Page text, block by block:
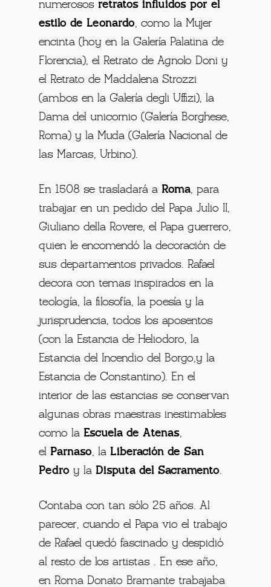
numerosos retratos influidos por el
estilo de Leonardo, como la Mujer
encinta (hoy en la Galería Palatina de
Florencia), el Retrato de Agnolo Doni y
el Retrato de Maddalena Strozzi
(ambos en la Galería degli Uffizi), la
Dama del unicornio (Galería Borghese,
Roma) y la Muda (Galería Nacional de
las Marcas, Urbino).
En 1508 se trasladará a Roma, para
trabajar en un pedido del Papa Julio II,
Giuliano della Rovere, el Papa guerrero,
quien le encomendó la decoración de
sus departamentos privados. Rafael
decora con temas inspirados en la
teología, la filosofía, la poesía y la
jurisprudencia, todos los aposentos
(con la Estancia de Heliodoro, la
Estancia del Incendio del Borgo,y la
Estancia de Constantino). En el
interior de las estancias se conservan
algunas obras maestras inestimables
como la Escuela de Atenas,
el Parnaso, la Liberación de San
Pedro y la Disputa del Sacramento.
Contaba con tan sólo 25 años. Al
parecer, cuando el Papa vio el trabajo
de Rafael quedó fascinado y despidió
al resto de los artistas . En ese año,
en Roma Donato Bramante trabajaba